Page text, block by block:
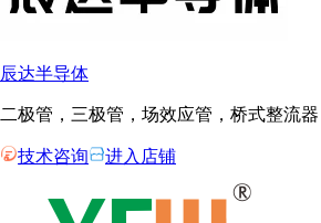
辰达半导体
二极管，三极管，场效应管，桥式整流
技术咨询 进入店铺